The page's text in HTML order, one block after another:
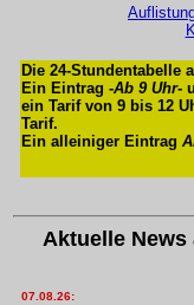
Die 24-Stundentabelle
Ein Eintrag -Ab 9 Uhr-
ein Tarif von 9 bis 12
Tarif.
Ein alleiniger Eintrag
Aktuelle News
07.08.26: